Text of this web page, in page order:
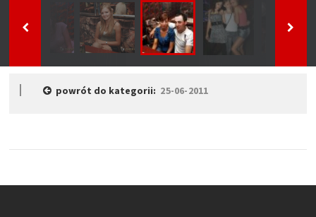
powrót do kategorii: 25-06-2011